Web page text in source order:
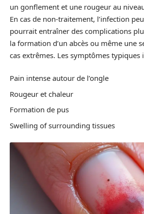
un gonflement et une rougeur au
En cas de non-traitement, l’infection
pourrait entraîner des complications
la formation d’un abcès ou même une
cas extrêmes. Les symptômes typiques
Pain intense autour de l’ongle
Rougeur et chaleur
Formation de pus
Swelling of surrounding tissues